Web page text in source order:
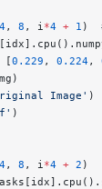
4, 8 , i*4 + 1 )
[0.229 , 0.224,
Image' )
)
4, 8 , i*4 + 2 )